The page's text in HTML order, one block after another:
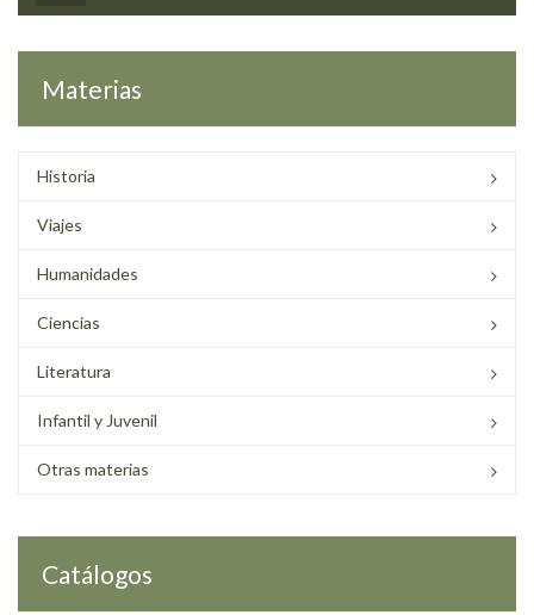
Materias
Historia
Viajes
Humanidades
Ciencias
Literatura
Infantil y Juvenil
Otras materias
Catálogos